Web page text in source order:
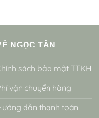
NGỌC TÂN
sách bảo mật TTKH
vận chuyển hàng
dẫn thanh toán